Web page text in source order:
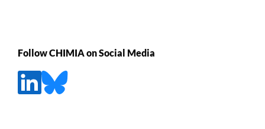
Follow CHIMIA on Social Media